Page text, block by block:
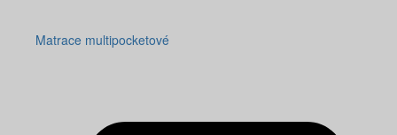
Matrace multipocketové